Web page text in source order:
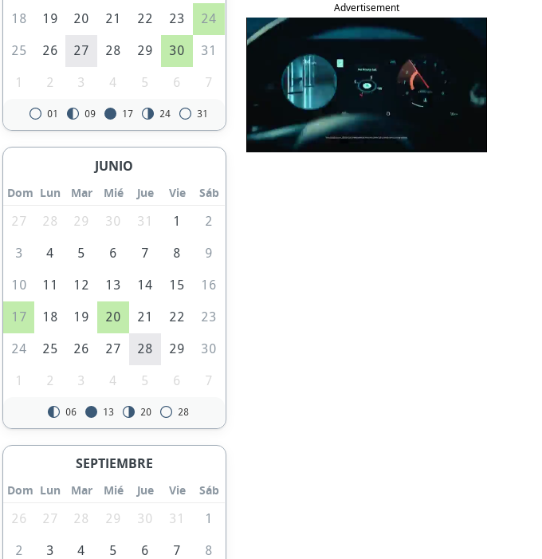
18 19 20 21 22 23 24
25 26 27 28 29 30 31
1 2 3 4 5 6 7
01 09 17 24 31
JUNIO
Dom Lun Mar Mié Jue Vie
Sáb
27
28 29 30 31 1 2
3 4 5 6 7 8 9
10 11 12 13 14 15 16
17 18 19 20 21 22 23
24 25 26 27 28 29 30
1 2 3 4 5 6 7
06 13 20 28
SEPTIEMBRE
Dom Lun Mar Mié Jue Vie
Sáb
26
27 28 29 30 31 1
2 3 4 5 6 7 8
Advertisement